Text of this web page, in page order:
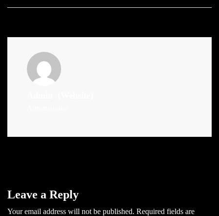
Leave a Reply
Your email address will not be published. Required fields are